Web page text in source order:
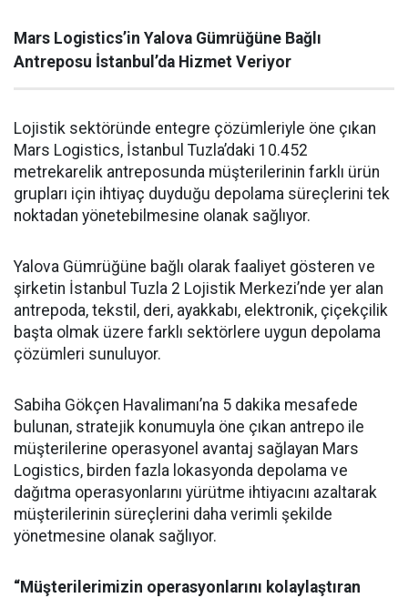
Mars Logistics’in Yalova Gümrüğüne Bağlı
Antreposu İstanbul’da Hizmet Veriyor
Lojistik sektöründe entegre çözümleriyle öne çıkan
Mars Logistics, İstanbul Tuzla’daki 10.452
metrekarelik antreposunda müşterilerinin farklı ürün
grupları için ihtiyaç duyduğu depolama süreçlerini tek
noktadan yönetebilmesine olanak sağlıyor.
Yalova Gümrüğüne bağlı olarak faaliyet gösteren ve
şirketin İstanbul Tuzla 2 Lojistik Merkezi’nde yer alan
antrepoda, tekstil, deri, ayakkabı, elektronik, çiçekçilik
başta olmak üzere farklı sektörlere uygun depolama
çözümleri sunuluyor.
Sabiha Gökçen Havalimanı’na 5 dakika mesafede
bulunan, stratejik konumuyla öne çıkan antrepo ile
müşterilerine operasyonel avantaj sağlayan Mars
Logistics, birden fazla lokasyonda depolama ve
dağıtma operasyonlarını yürütme ihtiyacını azaltarak
müşterilerinin süreçlerini daha verimli şekilde
yönetmesine olanak sağlıyor.
“Müşterilerimizin operasyonlarını kolaylaştıran